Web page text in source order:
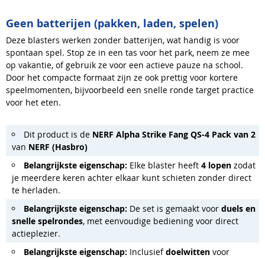
Geen batterijen (pakken, laden, spelen)
Deze blasters werken zonder batterijen, wat handig is voor
spontaan spel. Stop ze in een tas voor het park, neem ze mee
op vakantie, of gebruik ze voor een actieve pauze na school.
Door het compacte formaat zijn ze ook prettig voor kortere
speelmomenten, bijvoorbeeld een snelle ronde target practice
voor het eten.
Dit product is de NERF Alpha Strike Fang QS-4 Pack van 2
van NERF (Hasbro)
Belangrijkste eigenschap: Elke blaster heeft 4 lopen zodat
je meerdere keren achter elkaar kunt schieten zonder direct
te herladen.
Belangrijkste eigenschap: De set is gemaakt voor duels en
snelle spelrondes, met eenvoudige bediening voor direct
actieplezier.
Belangrijkste eigenschap: Inclusiefdoelwitten voor